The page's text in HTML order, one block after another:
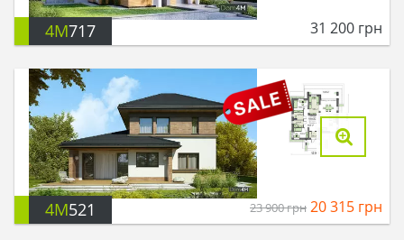
4M717 31 200 грн
4M521 23 900грн 20 315 грн